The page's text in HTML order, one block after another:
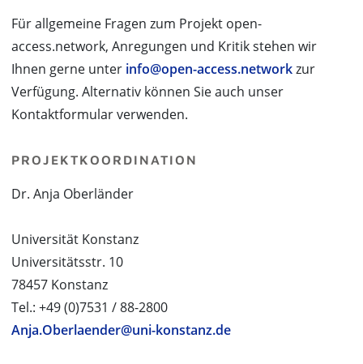
Für allgemeine Fragen zum Projekt open-
access.network, Anregungen und Kritik stehen wir
Ihnen gerne unter info@open-access.networkzur
Verfügung. Alternativ können Sie auch unser
Kontaktformular verwenden.
PROJEKTKOORDINATION
Dr. Anja Oberländer
Universität Konstanz
Universitätsstr. 10
78457 Konstanz
Tel.: +49 (0)7531 / 88-2800
Anja.Oberlaender@uni-konstanz.de